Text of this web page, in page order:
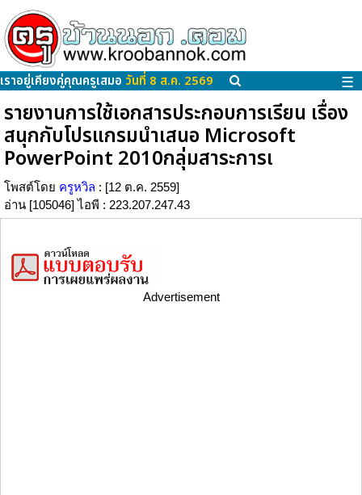
เราอยู่เคียงคู่คุณครูเสมอ วันที่ 8 ส.ค. 2569 ☰
รายงานการใช้เอกสารประกอบการเรียน เรื่อง
สนุกกับโปรแกรมนำเสนอ Microsoft
PowerPoint 2010กลุ่มสาระการเ
โพสต์โดย ครูหวิล : [12 ต.ค. 2559]
อ่าน [105046] ไอพี : 223.207.247.43
Advertisement